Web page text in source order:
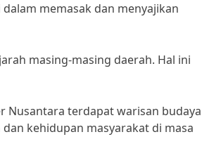
memasak dan menyajikan
masing-masing daerah. Hal ini
Nusantara terdapat warisan budaya
kehidupan masyarakat di masa